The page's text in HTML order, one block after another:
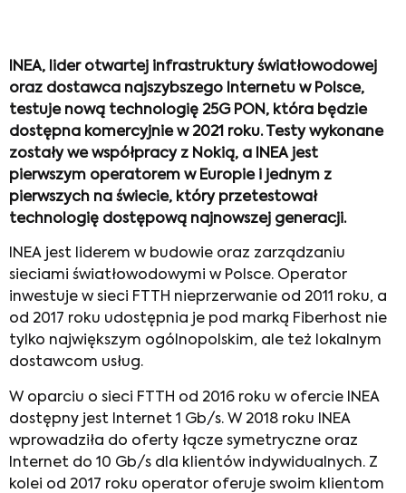
INEA, lider otwartej infrastruktury światłowodowej
oraz dostawca najszybszego Internetu w Polsce,
testuje nową technologię 25G PON, która będzie
dostępna komercyjnie w 2021 roku. Testy wykonane
zostały we współpracy z Nokią, a INEA jest
pierwszym operatorem w Europie i jednym z
pierwszych na świecie, który przetestował
technologię dostępową najnowszej generacji.
INEA jest liderem w budowie oraz zarządzaniu
sieciami światłowodowymi w Polsce. Operator
inwestuje w sieci FTTH nieprzerwanie od 2011 roku, a
od 2017 roku udostępnia je pod marką Fiberhost nie
tylko największym ogólnopolskim, ale też lokalnym
dostawcom usług.
W oparciu o sieci FTTH od 2016 roku w ofercie INEA
dostępny jest Internet 1 Gb/s. W 2018 roku INEA
wprowadziła do oferty łącze symetryczne oraz
Internet do 10 Gb/s dla klientów indywidualnych. Z
kolei od 2017 roku operator oferuje swoim klientom